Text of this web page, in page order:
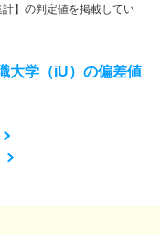
】の判定値を掲載してい
大学（iU）の偏差値